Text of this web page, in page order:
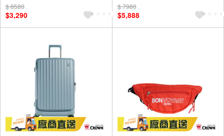
$ 8580
$3,290
$ 7980
$5,888